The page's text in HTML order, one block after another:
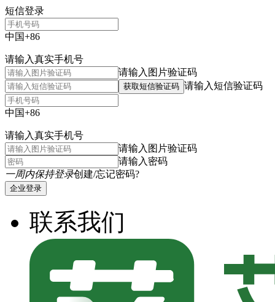
短信登录
中国+86
请输入真实手机号
请输入图片验证码
获取短信验证码 请输入短信验证码
中国+86
请输入真实手机号
请输入图片验证码
请输入密码
一周内保持登录创建/忘记密码?
企业登录
联系我们